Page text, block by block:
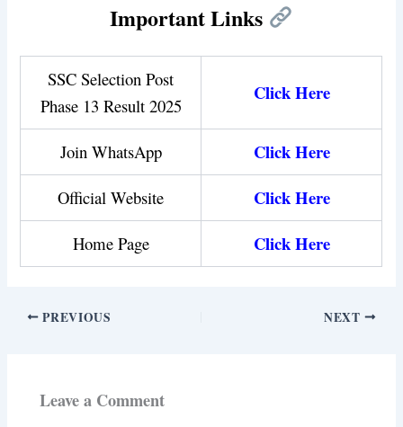
Important Links
SSC Selection Post
Phase 13 Result 2025
Click Here
Join WhatsApp Click Here
Official Website Click Here
Home Page Click Here
PREVIOUS NEXT
Leave a Comment